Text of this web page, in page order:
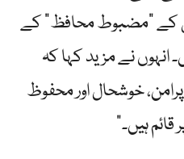
کے "مضبوط محافظ” کے
نے مزید کہا کہ
خوشحال اور محفوظ
ہیں۔”